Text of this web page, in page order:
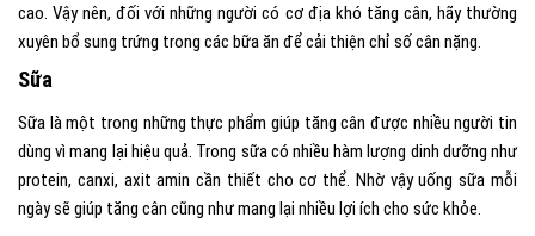
cao. Vậy nên, đối với những người có cơ địa khó tăng cân, hãy thường
xuyên bổ sung trứng trong các bữa ăn để cải thiện chỉ số cân nặng.
Sữa
Sữa là một trong những thực phẩm giúp tăng cân được nhiều người tin
dùng vì mang lại hiệu quả. Trong sữa có nhiều hàm lượng dinh dưỡng như
protein, canxi, axit amin cần thiết cho cơ thể. Nhờ vậy uống sữa mỗi
ngày sẽ giúp tăng cân cũng như mang lại nhiều lợi ích cho sức khỏe.